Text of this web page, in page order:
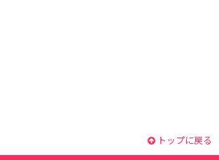
トップに戻る